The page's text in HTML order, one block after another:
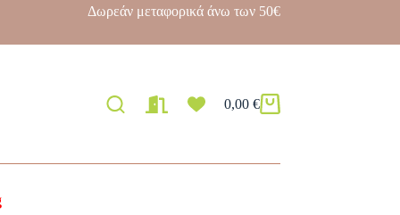
Δωρεάν μεταφορικά άνω των 50€
0,00 €